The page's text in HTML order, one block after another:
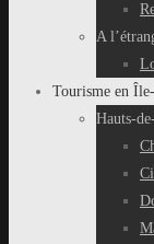
A
Tourisme en
Hauts-